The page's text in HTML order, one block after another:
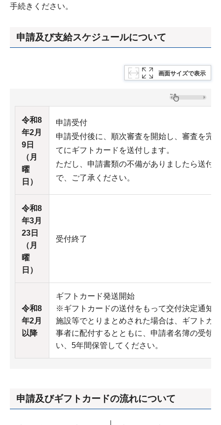
手続きください。
申請及び支給スケジュールについて
画面サイズで表示
令和8
年2月
9日
（月
曜
日）
申請受付
申請受付後に、順次審査を開始し、審査を完
てにギフトカードを送付します。
ただし、申請書類の不備がありましたら送付
で、ご了承ください。
令和8
年3月
23日
（月
曜
日）
受付終了
令和8
年2月
以降
ギフトカード発送開始
※ギフトカードの送付をもって交付決定通知
施設等でとりまとめされた場合は、ギフトカ
事者に配付するとともに、申請者名簿の受領
い、5年間保管してください。
申請及びギフトカードの流れについて